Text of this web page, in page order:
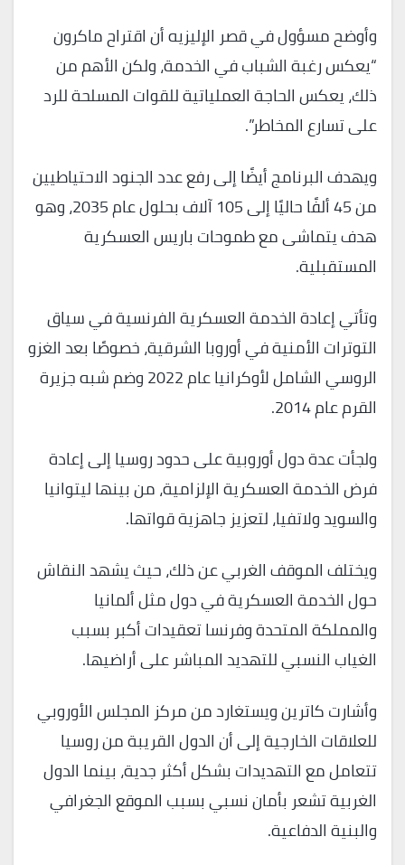
وأوضح مسؤول في قصر الإليزيه أن اقتراح ماكرون
“يعكس رغبة الشباب في الخدمة، ولكن الأهم من
ذلك، يعكس الحاجة العملياتية للقوات المسلحة للرد
على تسارع المخاطر”.
ويهدف البرنامج أيضًا إلى رفع عدد الجنود الاحتياطيين
من 45 ألفًا حاليًا إلى 105 آلاف بحلول عام 2035، وهو
هدف يتماشى مع طموحات باريس العسكرية
المستقبلية.
وتأتي إعادة الخدمة العسكرية الفرنسية في سياق
التوترات الأمنية في أوروبا الشرقية، خصوصًا بعد الغزو
الروسي الشامل لأوكرانيا عام 2022 وضم شبه جزيرة
القرم عام 2014.
ولجأت عدة دول أوروبية على حدود روسيا إلى إعادة
فرض الخدمة العسكرية الإلزامية، من بينها ليتوانيا
والسويد ولاتفيا، لتعزيز جاهزية قواتها.
ويختلف الموقف الغربي عن ذلك، حيث يشهد النقاش
حول الخدمة العسكرية في دول مثل ألمانيا
والمملكة المتحدة وفرنسا تعقيدات أكبر بسبب
الغياب النسبي للتهديد المباشر على أراضيها.
وأشارت كاترين ويستغارد من مركز المجلس الأوروبي
للعلاقات الخارجية إلى أن الدول القريبة من روسيا
تتعامل مع التهديدات بشكل أكثر جدية، بينما الدول
الغربية تشعر بأمان نسبي بسبب الموقع الجغرافي
والبنية الدفاعية.